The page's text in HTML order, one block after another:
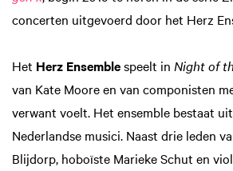
concerten uitgevoerd door het Herz
Het Herz Ensemblespeelt in Night of
van Kate Moore en van componisten
verwant voelt. Het ensemble bestaat
Nederlandse musici. Naast drie leden
Blijdorp, hoboïste Marieke Schut en